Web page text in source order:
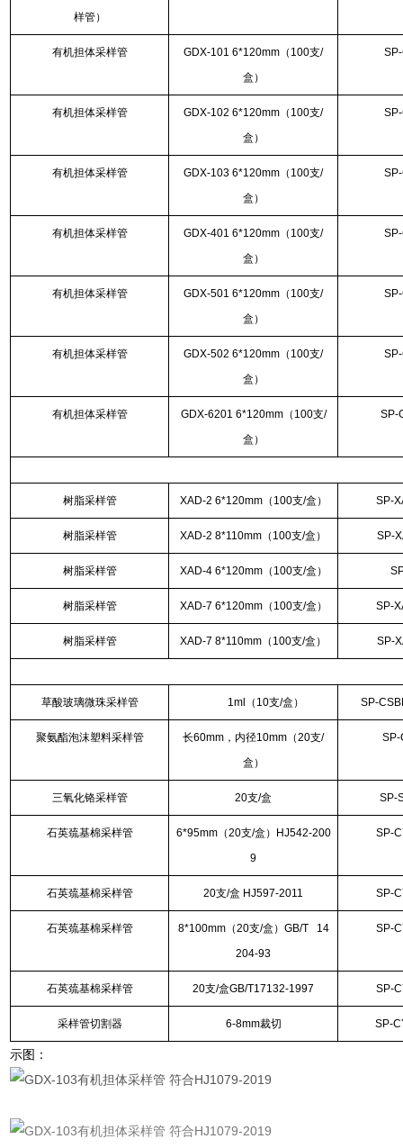
样管）
有机担体采样管
GDX-101 6*120mm（100支/
盒）
有机担体采样管
GDX-102 6*120mm（100支/
盒）
有机担体采样管
GDX-103 6*120mm（100支/
盒）
有机担体采样管
GDX-401 6*120mm（100支/
盒）
有机担体采样管
GDX-501 6*120mm（100支/
盒）
有机担体采样管
GDX-502 6*120mm（100支/
盒）
有机担体采样管
GDX-6201 6*120mm（100支/
盒）
SP-
树脂采样管 XAD-2 6*120mm（100支/盒） SP-
树脂采样管 XAD-2 8*110mm（100支/盒） SP-
树脂采样管 XAD-4 6*120mm（100支/盒）
树脂采样管 XAD-7 6*120mm（100支/盒） SP-
树脂采样管 XAD-7 8*110mm（100支/盒） SP-
草酸玻璃微珠采样管 1ml（10支/盒） SP-
聚氨酯泡沫塑料采样管
长60mm，内径10mm（20支/
盒）
SP-
三氧化铬采样管 20支/盒 SP-
石英巯基棉采样管
6*95mm（20支/盒）HJ542-200
9
SP-
石英巯基棉采样管 20支/盒 HJ597-2011 SP-
石英巯基棉采样管
8*100mm（20支/盒）GB/T 14
204-93
SP-
石英巯基棉采样管 20支/盒GB/T17132-1997 SP-
采样管切割器 6-8mm裁切 SP-
示图：